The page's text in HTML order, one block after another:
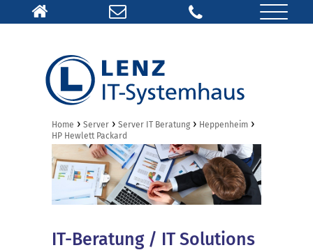
Home › Server › Server IT Beratung › Heppenheim ›
HP Hewlett Packard
IT-Beratung / IT Solutions